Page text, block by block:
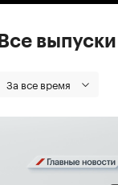
Все
За все время